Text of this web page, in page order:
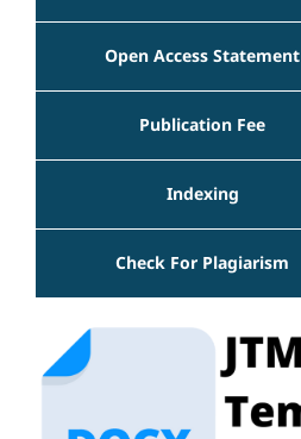
Open Access Statement
Publication Fee
Indexing
Check For Plagiarism